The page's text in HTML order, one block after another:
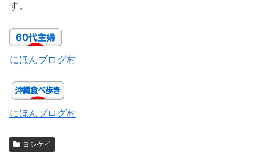
す。
にほんブログ村
にほんブログ村
ヨシケイ